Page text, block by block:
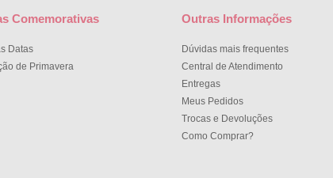
Comemorativas
Datas
de Primavera
Outras Informações
Dúvidas mais frequentes
Central de Atendimento
Entregas
Meus Pedidos
Trocas e Devoluções
Como Comprar?